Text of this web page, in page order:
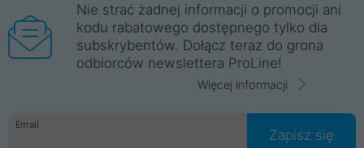
Nie strać żadnej informacji o promocji ani
kodu rabatowego dostępnego tylko dla
subskrybentów. Dołącz teraz do grona
odbiorców newslettera ProLine!
Więcej informacji
Email
Zapisz się